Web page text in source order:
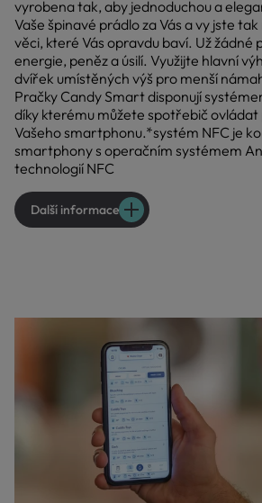
vyrobena tak, aby jednoduchou a
Vaše špinavé prádlo za Vás a vy jste
věci, které Vás opravdu baví. Už žádné
energie, peněz a úsilí. Využijte hlavní
dvířek umístěných výš pro menší
Pračky Candy Smart disponují
díky kterému můžete spotřebič ovládat
Vašeho smartphonu.*systém NFC je
smartphony s operačním systémem
technologií NFC
Další informace